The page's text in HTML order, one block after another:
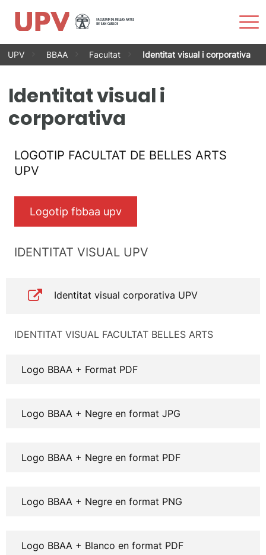
VésUPV BBAA Facultat Identitat visual i corporativa
Identitat visual i
corporativa
LOGOTIP FACULTAT DE BELLES ARTS
UPV
Logotip fbbaa upv
IDENTITAT VISUAL UPV
Identitat visual corporativa UPV
IDENTITAT VISUAL FACULTAT BELLES ARTS
Logo BBAA + Format PDF
Logo BBAA + Negre en format JPG
Logo BBAA + Negre en format PDF
Logo BBAA + Negre en format PNG
Logo BBAA + Blanco en format PDF